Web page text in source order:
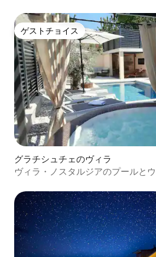
ゲストチョイス
ゲストチョイス
グラチシュチェのヴィラ
ヴィラ・ノスタルジアのプールと